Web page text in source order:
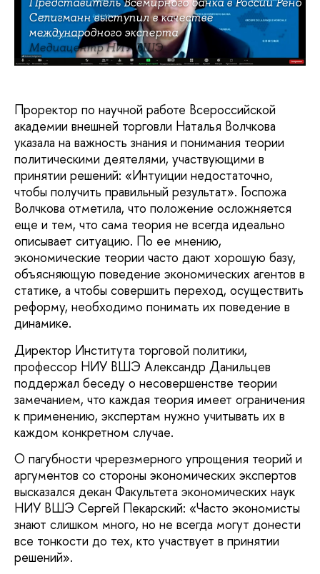
Селигманн выступил в качестве
международного эксперта
Медиацентр НИУ ВШЭ
Проректор по научной работе Всероссийской
академии внешней торговли Наталья Волчкова
указала на важность знания и понимания теории
политическими деятелями, участвующими в
принятии решений: «Интуиции недостаточно,
чтобы получить правильный результат». Госпожа
Волчкова отметила, что положение осложняется
еще и тем, что сама теория не всегда идеально
описывает ситуацию. По ее мнению,
экономические теории часто дают хорошую базу,
объясняющую поведение экономических агентов в
статике, а чтобы совершить переход, осуществить
реформу, необходимо понимать их поведение в
динамике.
Директор Института торговой политики,
профессор НИУ ВШЭ Александр Данильцев
поддержал беседу о несовершенстве теории
замечанием, что каждая теория имеет ограничения
к применению, экспертам нужно учитывать их в
каждом конкретном случае.
О пагубности чререзмерного упрощения теорий и
аргументов со стороны экономических экспертов
высказался декан Факультета экономических наук
НИУ ВШЭ Сергей Пекарский: «Часто экономисты
знают слишком много, но не всегда могут донести
все тонкости до тех, кто участвует в принятии
решений».